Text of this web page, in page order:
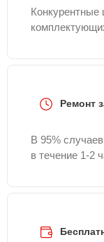
Конкурентные
Ремонт
В 95%
в течение 1-2